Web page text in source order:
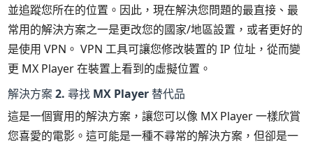
並追蹤您所在的位置。因此，現在解決您問題的最直接、最
常用的解決方案之一是更改您的國家/地區設置，或者更好的
是使用 VPN。 VPN 工具可讓您修改裝置的 IP 位址，從而變
更 MX Player 在裝置上看到的虛擬位置。
解決方案 2. 尋找 MX Player 替代品
這是一個實用的解決方案，讓您可以像 MX Player 一樣欣賞
您喜愛的電影。這可能是一種不尋常的解決方案，但卻是一